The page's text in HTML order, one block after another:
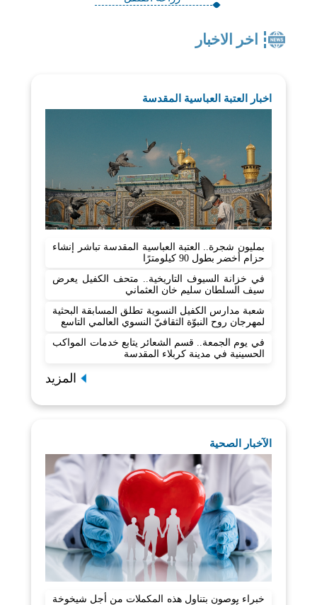
اخر الاخبار
اخبار العتبة العباسية المقدسة
بمليون شجرة.. العتبة العباسية المقدسة تباشر إنشاء
حزام أخضر بطول 90 كيلومترًا
في خزانة السيوف التاريخية.. متحف الكفيل يعرض
سيف السلطان سليم خان العثماني
شعبة مدارس الكفيل النسوية تطلق المسابقة البحثية
لمهرجان روح النبوّة الثقافيّ النسوي العالمي التاسع
في يوم الجمعة.. قسم الشعائر يتابع خدمات المواكب
الحسينية في مدينة كربلاء المقدسة
المزيد
الآخبار الصحية
خبراء يوصون بتناول هذه المكملات من أجل شيخوخة